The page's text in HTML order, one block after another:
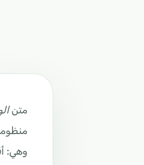
متن
وهي: